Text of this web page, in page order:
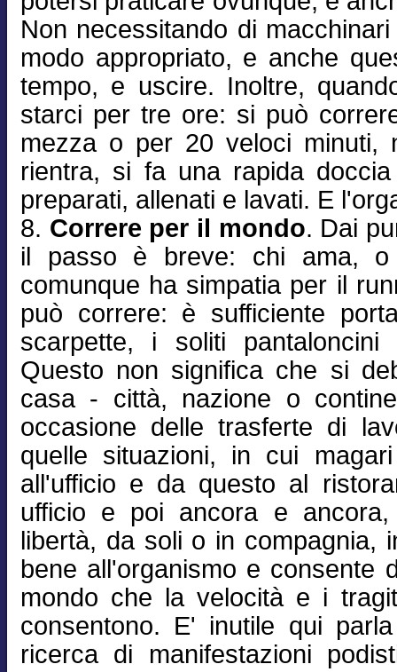
Non necessitando di
modo appropriato, e anche
tempo, e uscire. Inoltre,
starci per tre ore: si può
mezza o per 20 veloci minuti,
rientra, si fa una rapida
preparati, allenati e lavati. E
8. Correre per il mondo. Dai
il passo è breve: chi ama,
comunque ha simpatia per il
può correre: è sufficiente
scarpette, i soliti
Questo non significa che si
casa - città, nazione o
occasione delle trasferte di
quelle situazioni, in cui
all'ufficio e da questo al
ufficio e poi ancora e
libertà, da soli o in compagnia,
bene all'organismo e consente
mondo che la velocità e i
consentono. E' inutile qui
ricerca di manifestazioni